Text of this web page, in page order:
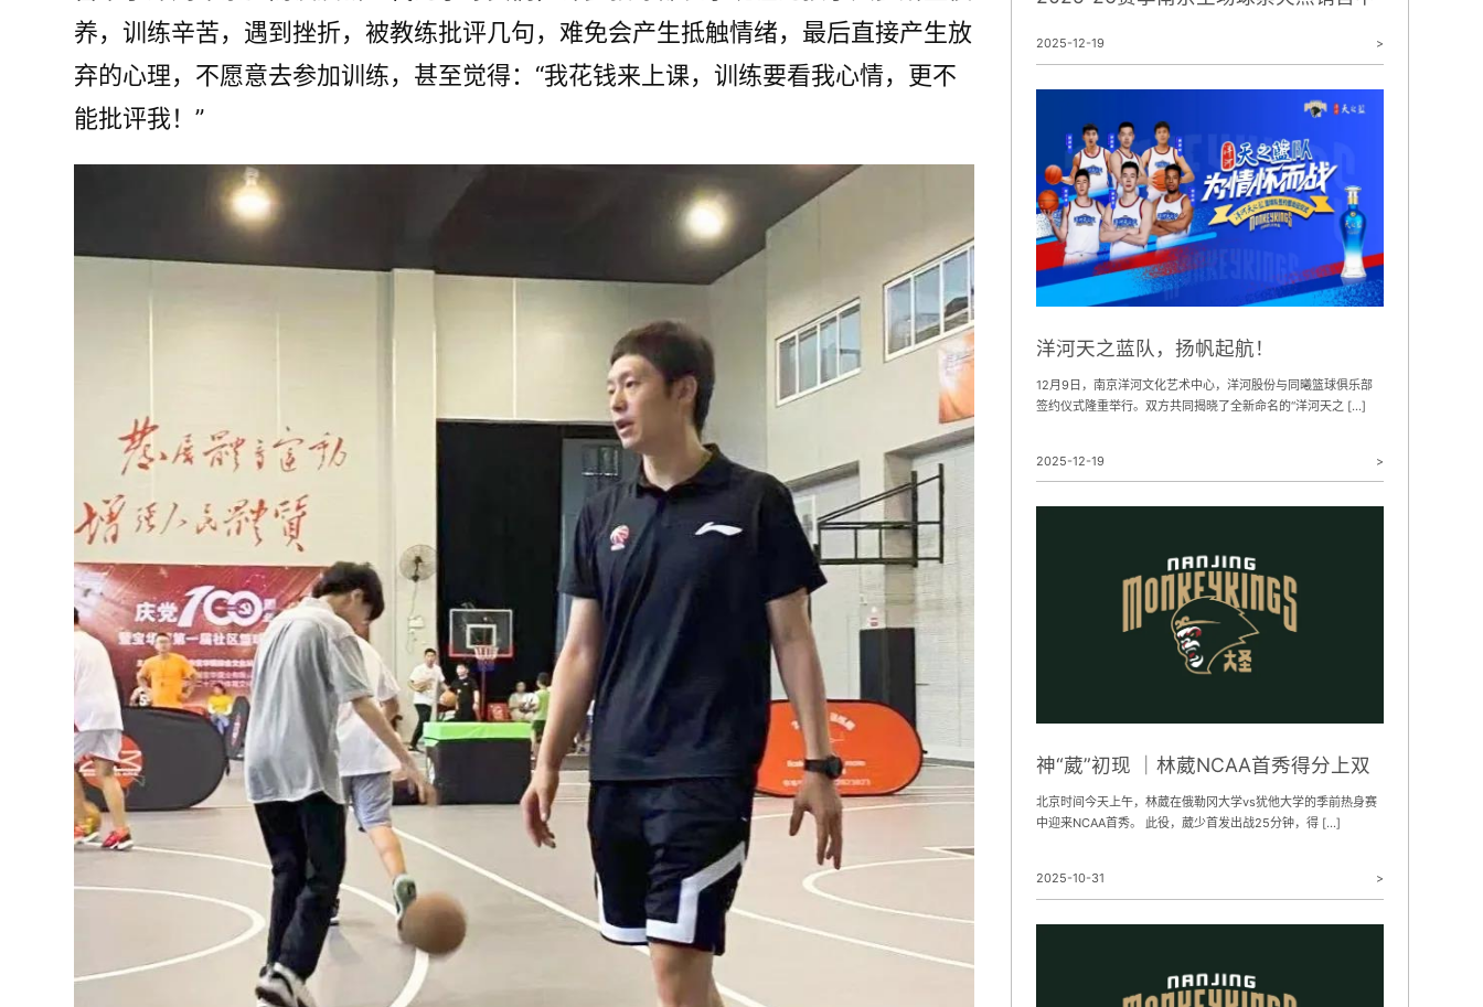
养，训练辛苦，遇到挫折，被教练批评几句，难免会产生抵触情绪，最后直接产生放
弃的心理，不愿意去参加训练，甚至觉得：“我花钱来上课，训练要看我心情，更不
能批评我！”
2025-12-19 >
洋河天之蓝队，扬帆起航！
12月9日，南京洋河文化艺术中心，洋河股份与同曦篮球俱乐部
签约仪式隆重举行。双方共同揭晓了全新命名的“洋河天之 […]
2025-12-19 >
神“葳”初现 ｜林葳NCAA首秀得分上双
北京时间今天上午，林葳在俄勒冈大学vs犹他大学的季前热身赛
中迎来NCAA首秀。 此役，葳少首发出战25分钟，得 […]
2025-10-31 >